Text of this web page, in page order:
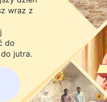
wraz z
do
jutra.